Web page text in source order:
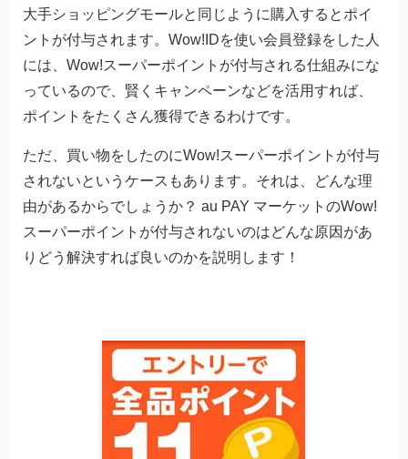
大手ショッピングモールと同じように購入するとポイ
ントが付与されます。Wow!IDを使い会員登録をした人
には、Wow!スーパーポイントが付与される仕組みにな
っているので、賢くキャンペーンなどを活用すれば、
ポイントをたくさん獲得できるわけです。
ただ、買い物をしたのにWow!スーパーポイントが付与
されないというケースもあります。それは、どんな理
由があるからでしょうか？ au PAY マーケットのWow!
スーパーポイントが付与されないのはどんな原因があ
りどう解決すれば良いのかを説明します！